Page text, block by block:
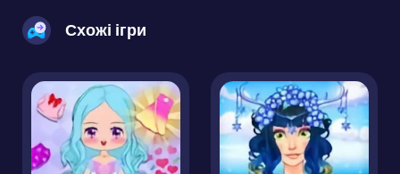
Схожі ігри